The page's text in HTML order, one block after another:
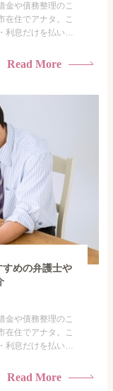
金や債務整理のこ
在住でアナタ。こ
利息だけを払い続
になる。・闇金に
Read More
めの弁護士や
金や債務整理のこ
在住でアナタ。こ
利息だけを払い続
になる。・闇金に
Read More